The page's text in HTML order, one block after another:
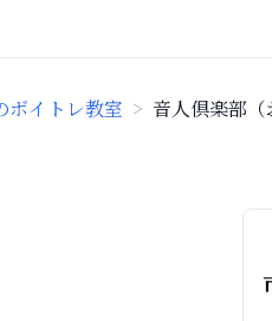
ボイトレ教室 > 音人倶楽部